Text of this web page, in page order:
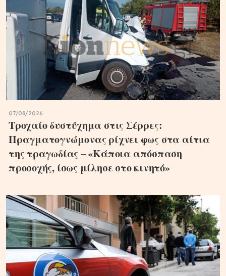
07/08/2026
Τροχαίο δυστύχημα στις Σέρρες:
Πραγματογνώμονας ρίχνει φως στα αίτια
της τραγωδίας – «Κάποια απόσπαση
προσοχής, ίσως μίλησε στο κινητό»